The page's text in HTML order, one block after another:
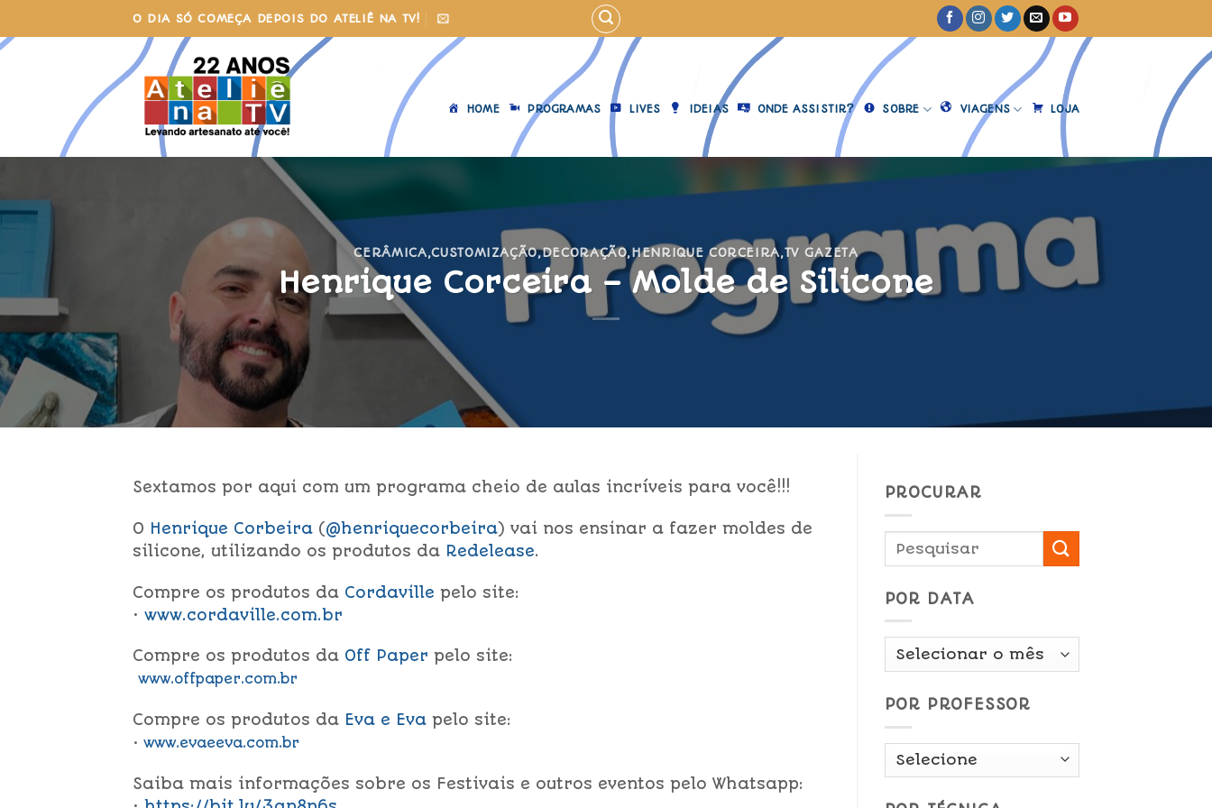
to
content
O DIA SÓ COMEÇA DEPOIS DO ATELIÊ NA TV!
HOME PROGRAMAS LIVES IDEIAS ONDE ASSISTIR? SOBRE VIAGENS LOJA
CERÂMICA,CUSTOMIZAÇÃO,DECORAÇÃO,HENRIQUE CORCEIRA,TV GAZETA
Henrique Corceira – Molde de Silicone
Sextamos por aqui com um programa cheio de aulas incríveis para você!!!
O Henrique Corbeira (@henriquecorbeira) vai nos ensinar a fazer moldes de
silicone, utilizando os produtos da Redelease.
Compre os produtos da Cordaville pelo site:
• www.cordaville.com.br
Compre os produtos da Off Paper pelo site:
www.offpaper.com.br
Compre os produtos da Eva e Eva pelo site:
• www.evaeeva.com.br
Saiba mais informações sobre os Festivais e outros eventos pelo Whatsapp:
PROCURAR
POR DATA
Por
POR PROFESSOR